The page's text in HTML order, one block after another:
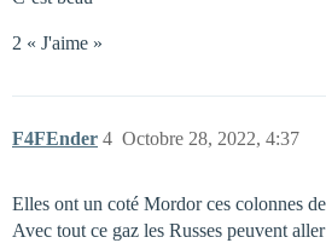
2 « J'aime »
F4FEnder Octobre 28, 2022, 4:37
4
Elles ont un coté Mordor ces colonnes
Avec tout ce gaz les Russes peuvent